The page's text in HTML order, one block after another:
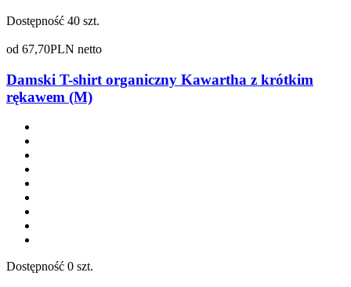
Dostępność 40 szt.
od 67,70PLN netto
Damski T-shirt organiczny Kawartha z krótkim
rękawem (M)
Dostępność 0 szt.